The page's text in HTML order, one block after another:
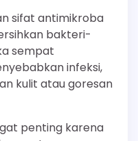
sifat antimikroba
bakteri-
sempat
infeksi,
kulit atau goresan
penting karena